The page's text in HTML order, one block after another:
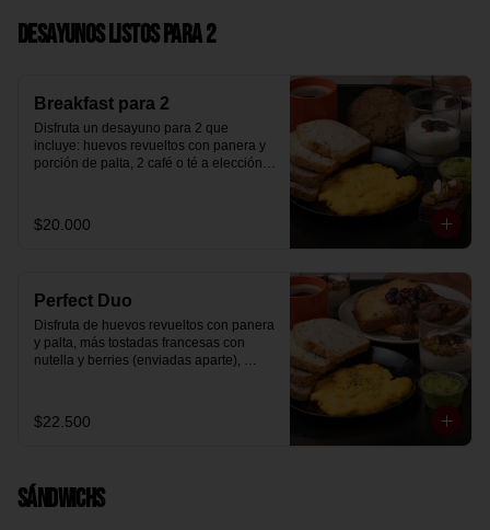
Desayunos Listos para 2
Breakfast para 2
Disfruta un desayuno para 2 que
incluye: huevos revueltos con panera y
porción de palta, 2 café o té a elección, 2
hecha en casa, un mini brownie y galleta
de avena para compartir.
$20.000
Perfect Duo
Disfruta de huevos revueltos con panera
y palta, más tostadas francesas con
nutella y berries (enviadas aparte),
mermelada de arándanos y granola
hecha en casa.
$22.500
Sándwichs